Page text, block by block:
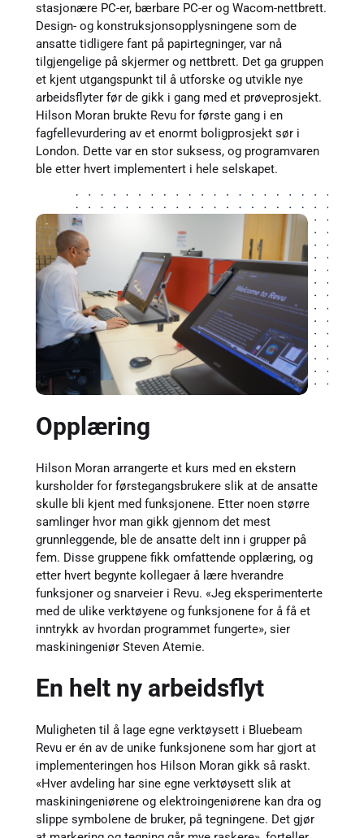
stasjonære PC-er, bærbare PC-er og Wacom-nettbrett.
Design- og konstruksjonsopplysningene som de
ansatte tidligere fant på papirtegninger, var nå
tilgjengelige på skjermer og nettbrett. Det ga gruppen
et kjent utgangspunkt til å utforske og utvikle nye
arbeidsflyter før de gikk i gang med et prøveprosjekt.
Hilson Moran brukte Revu for første gang i en
fagfellevurdering av et enormt boligprosjekt sør i
London. Dette var en stor suksess, og programvaren
ble etter hvert implementert i hele selskapet.
Opplæring
Hilson Moran arrangerte et kurs med en ekstern
kursholder for førstegangsbrukere slik at de ansatte
skulle bli kjent med funksjonene. Etter noen større
samlinger hvor man gikk gjennom det mest
grunnleggende, ble de ansatte delt inn i grupper på
fem. Disse gruppene fikk omfattende opplæring, og
etter hvert begynte kollegaer å lære hverandre
funksjoner og snarveier i Revu. «Jeg eksperimenterte
med de ulike verktøyene og funksjonene for å få et
inntrykk av hvordan programmet fungerte», sier
maskiningeniør Steven Atemie.
En helt ny arbeidsflyt
Muligheten til å lage egne verktøysett i Bluebeam
Revu er én av de unike funksjonene som har gjort at
implementeringen hos Hilson Moran gikk så raskt.
«Hver avdeling har sine egne verktøysett slik at
maskiningeniørene og elektroingeniørene kan dra og
slippe symbolene de bruker, på tegningene. Det gjør